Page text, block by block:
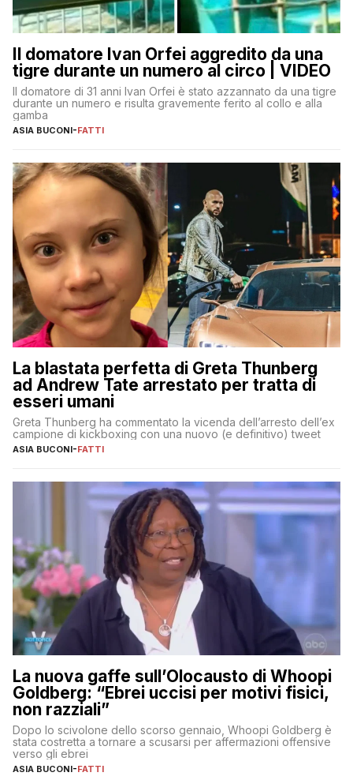
Il domatore Ivan Orfei aggredito da una
tigre durante un numero al circo | VIDEO
Il domatore di 31 anni Ivan Orfei è stato azzannato da una tigre
durante un numero e risulta gravemente ferito al collo e alla
gamba
ASIA BUCONI-FATTI
La blastata perfetta di Greta Thunberg
ad Andrew Tate arrestato per tratta di
esseri umani
Greta Thunberg ha commentato la vicenda dell’arresto dell’ex
campione di kickboxing con una nuovo (e definitivo) tweet
ASIA BUCONI-FATTI
La nuova gaffe sull’Olocausto di Whoopi
Goldberg: “Ebrei uccisi per motivi fisici,
non razziali”
Dopo lo scivolone dello scorso gennaio, Whoopi Goldberg è
stata costretta a tornare a scusarsi per affermazioni offensive
verso gli ebrei
ASIA BUCONI-FATTI